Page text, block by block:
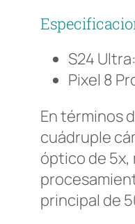
S24
Pixel 8
En términos
cuádruple
óptico de 5x,
principal de